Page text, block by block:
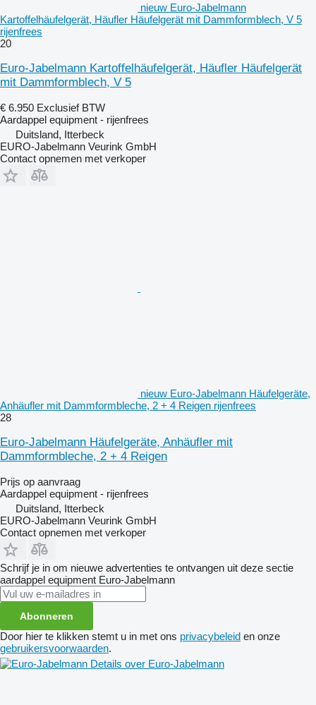
nieuw Euro-Jabelmann
Kartoffelhäufelgerät, Häufler Häufelgerät mit Dammformblech, V 5
rijenfrees
20
Euro-Jabelmann Kartoffelhäufelgerät, Häufler Häufelgerät
mit Dammformblech, V 5
€ 6.950 Exclusief BTW
Aardappel equipment - rijenfrees
Duitsland, Itterbeck
EURO-Jabelmann Veurink GmbH
Contact opnemen met verkoper
nieuw Euro-Jabelmann Häufelgeräte,
Anhäufler mit Dammformbleche, 2 + 4 Reigen rijenfrees
28
Euro-Jabelmann Häufelgeräte, Anhäufler mit
Dammformbleche, 2 + 4 Reigen
Prijs op aanvraag
Aardappel equipment - rijenfrees
Duitsland, Itterbeck
EURO-Jabelmann Veurink GmbH
Contact opnemen met verkoper
Schrijf je in om nieuwe advertenties te ontvangen uit deze sectie
aardappel equipment Euro-Jabelmann
Abonneren
Door hier te klikken stemt u in met ons privacybeleid en onze
gebruikersvoorwaarden.
Details over Euro-Jabelmann